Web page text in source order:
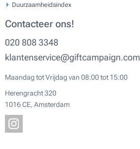
Duurzaamheidsindex
Contacteer ons!
020 808 3348
klantenservice@giftcampaign.com
Maandag tot Vrijdag van 08:00 tot 15:00
Herengracht 320
1016 CE, Amsterdam